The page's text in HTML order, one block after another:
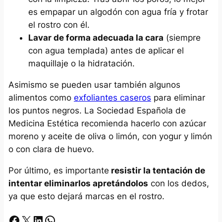
es empapar un algodón con agua fría y frotar
el rostro con él.
Lavar de forma adecuada la cara (siempre
con agua templada) antes de aplicar el
maquillaje o la hidratación.
Asimismo se pueden usar también algunos
alimentos como exfoliantes caseros para eliminar
los puntos negros. La Sociedad Española de
Medicina Estética recomienda hacerlo con azúcar
moreno y aceite de oliva o limón, con yogur y limón
o con clara de huevo.
Por último, es importante resistir la tentación de
intentar eliminarlos apretándolos con los dedos,
ya que esto dejará marcas en el rostro.